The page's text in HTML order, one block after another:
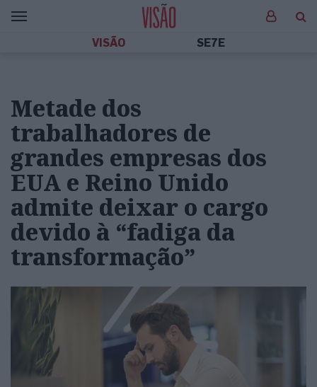
VISÃO SE7E
Metade dos
trabalhadores de
grandes empresas dos
EUA e Reino Unido
admite deixar o cargo
devido à “fadiga da
transformação”